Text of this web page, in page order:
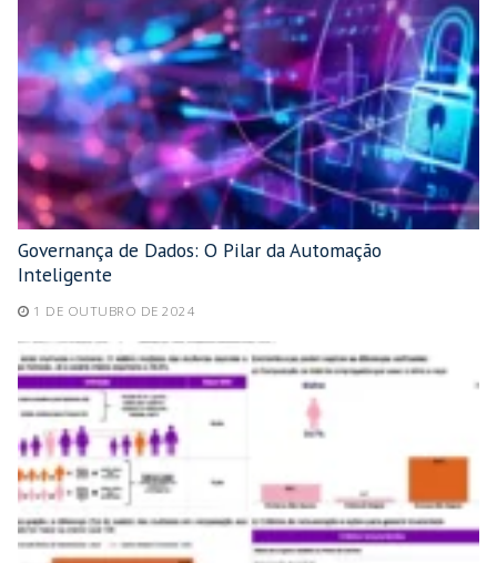
Governança de Dados: O Pilar da Automação
Inteligente
1 DE OUTUBRO DE 2024